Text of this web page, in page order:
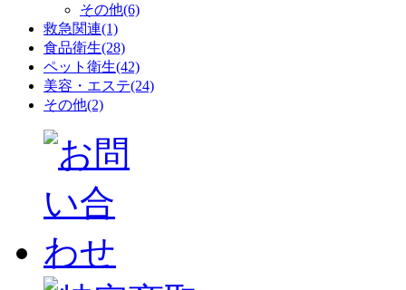
その他(6)
救急関連(1)
食品衛生(28)
ペット衛生(42)
美容・エステ(24)
その他(2)